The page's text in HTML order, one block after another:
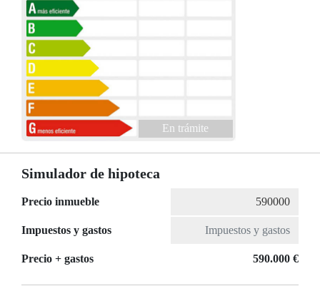
En trámite
Simulador de hipoteca
Precio inmueble
Impuestos y gastos
Precio + gastos 590.000 €